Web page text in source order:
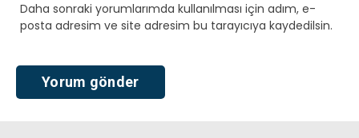
Daha sonraki yorumlarımda kullanılması için adım, e-
posta adresim ve site adresim bu tarayıcıya kaydedilsin.